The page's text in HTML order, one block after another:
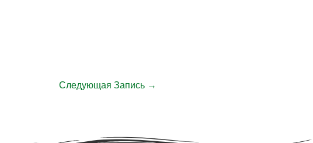
Следующая Запись →